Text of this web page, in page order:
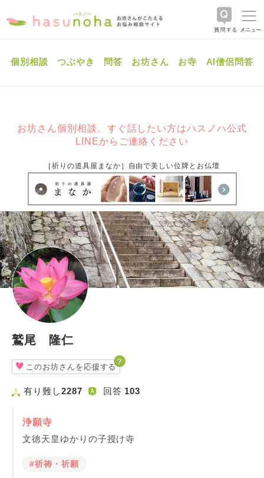
個別相談 つぶやき 問答 お坊さん お寺 AI僧侶問答
お坊さん個別相談。すぐ話したい方はハスノハ公式
LINEからご連絡ください
［祈りの道具屋まなか］自由で美しい位牌とお仏壇
鷲尾 隆仁
このお坊さんを応援する
？
有り難し2287 回答 103
浄願寺
文徳天皇ゆかりの子授け寺
#祈祷・祈願